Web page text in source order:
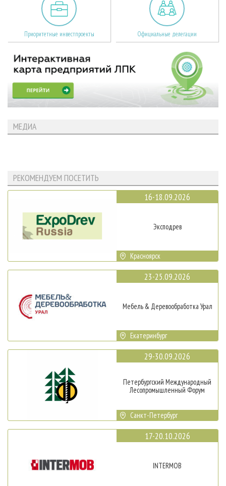
Приоритетные инвестпроекты Официальные делегации
МЕДИА
РЕКОМЕНДУЕМ ПОСЕТИТЬ
16-18.09.2026
Эксподрев
Красноярск
23-25.09.2026
Мебель & Деревообработка Урал
Екатеринбург
29-30.09.2026
Петербургский Международный
Лесопромышленный Форум
Санкт-Петербург
17-20.10.2026
INTERMOB